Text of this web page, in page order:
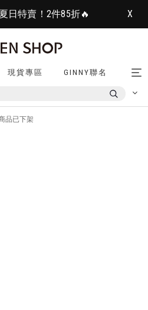
日特賣！2件85折🔥 X
現貨專區 GINNY聯名
品已下架